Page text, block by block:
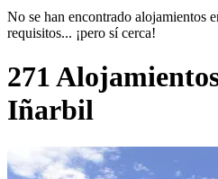
No se han encontrado alojamientos
requisitos... ¡pero sí cerca!
271
Iñarbil